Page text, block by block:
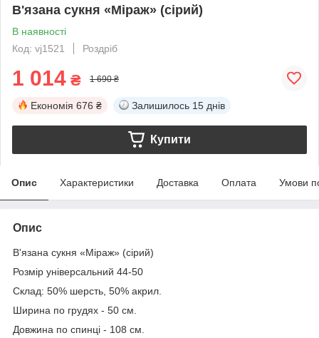
В'язана сукня «Міраж» (сірий)
В наявності
Код: vj1521
Роздріб
1 014 ₴ 1 690 ₴
Економія 676 ₴ Залишилось 15 днів
Купити
Опис Характеристики Доставка Оплата Умови
Опис
В'язана сукня «Міраж» (сірий)
Розмір універсальний 44-50
Склад: 50% шерсть, 50% акрил.
Ширина по грудях - 50 см.
Довжина по спинці - 108 см.